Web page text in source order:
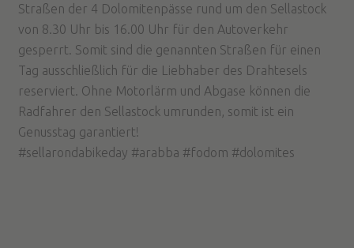
Straßen der 4 Dolomitenpässe rund um den Sellastock
von 8.30 Uhr bis 16.00 Uhr für den Autoverkehr
gesperrt. Somit sind die genannten Straßen für einen
Tag ausschließlich für die Liebhaber des Drahtesels
reserviert. Ohne Motorlärm und Abgase können die
Radfahrer den Sellastock umrunden, somit ist ein
Genusstag garantiert!
#sellarondabikeday #arabba #fodom #dolomites